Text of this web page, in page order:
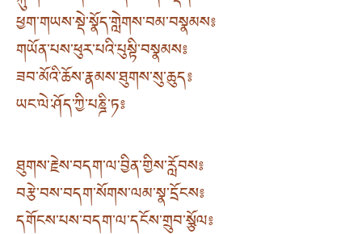
ཕྱག་གཡས་སྡེ་སྣོད་གླེགས་བམ་བསྣམས༔
གཡོན་པས་ཕུར་པའི་པུསྟི་བསྣམས༔
ཟབ་མོའི་ཆོས་རྣམས་ཐུགས་སུ་ཆུད༔
ཡང་ལེ་ཤོད་ཀྱི་པཎྜི་ཏ༔
ཐུགས་རྗེས་བདག་ལ་བྱིན་གྱིས་རློབས༔
བརྩེ་བས་བདག་སོགས་ལམ་སྣ་དྲོངས༔
དགོངས་པས་བདག་ལ་དངོས་གྲུབ་སྩོལ༔